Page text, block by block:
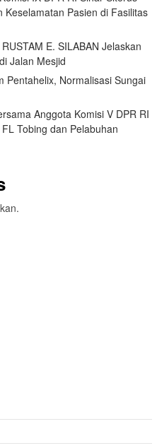
Keselamatan Pasien di Fasilitas
E. SILABAN Jelaskan
Jalan Mesjid
Pentahelix, Normalisasi Sungai
Anggota Komisi V DPR RI
Tobing dan Pelabuhan